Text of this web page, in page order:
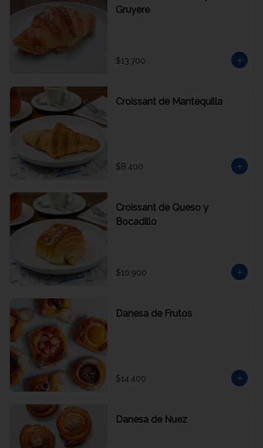
Gruyere
$13.700
Croissant de Mantequilla
$8.400
Croissant de Queso y
Bocadillo
$10.900
Danesa de Frutos
$14.400
Danesa de Nuez